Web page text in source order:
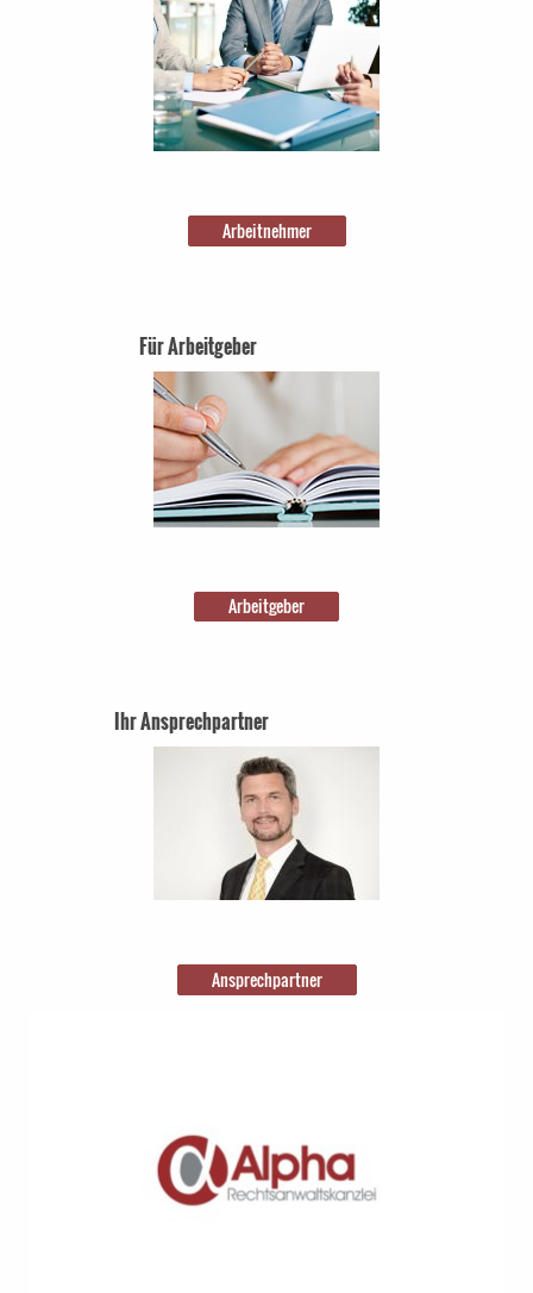
Arbeitnehmer
Für Arbeitgeber
Arbeitgeber
Ihr Ansprechpartner
Ansprechpartner